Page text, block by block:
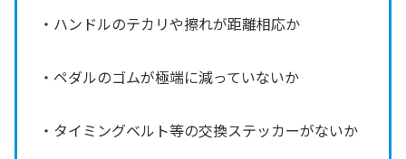
・ハンドルのテカリや擦れが距離相応か
・ペダルのゴムが極端に減っていないか
・タイミングベルト等の交換ステッカーがないか